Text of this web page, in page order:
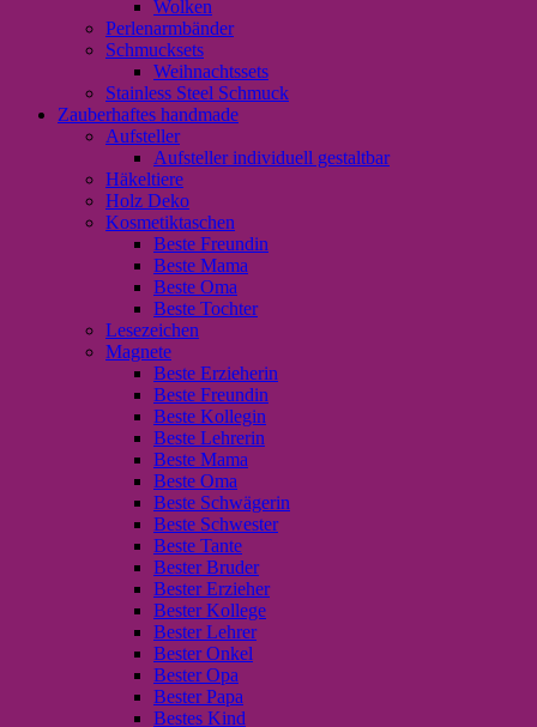
Wolken
Perlenarmbänder
Schmucksets
Weihnachtssets
Stainless Steel Schmuck
Zauberhaftes handmade
Aufsteller
Aufsteller individuell gestaltbar
Häkeltiere
Holz Deko
Kosmetiktaschen
Beste Freundin
Beste Mama
Beste Oma
Beste Tochter
Lesezeichen
Magnete
Beste Erzieherin
Beste Freundin
Beste Kollegin
Beste Lehrerin
Beste Mama
Beste Oma
Beste Schwägerin
Beste Schwester
Beste Tante
Bester Bruder
Bester Erzieher
Bester Kollege
Bester Lehrer
Bester Onkel
Bester Opa
Bester Papa
Bestes Kind